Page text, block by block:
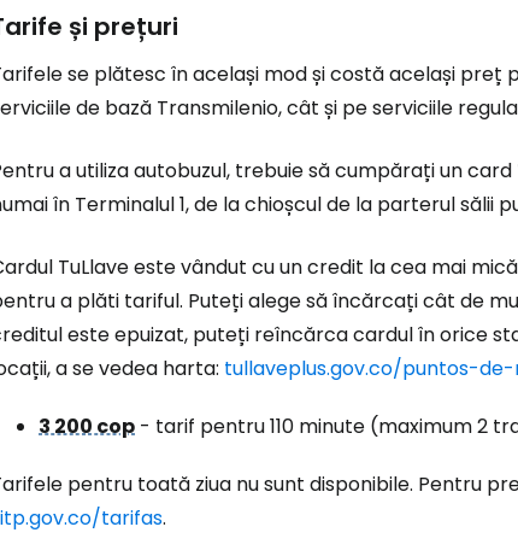
și prețuri
se plătesc în același mod și costă același
de bază Transmilenio, cât și pe serviciile
a utiliza autobuzul, trebuie să cumpărați un card
în Terminalul 1, de la chioșcul de la parterul sălii
TuLlave este vândut cu un credit la cea mai
a plăti tariful. Puteți alege să încărcați cât de
este epuizat, puteți reîncărca cardul în orice
a se vedea harta: tullaveplus.gov.co/puntos-
3 200 cop - tarif pentru 110 minute (maximum 2
pentru toată ziua nu sunt disponibile. Pentru
tarifas.